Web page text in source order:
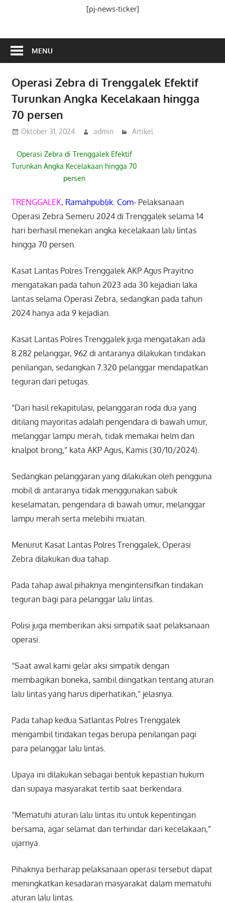
[pj-news-ticker]
MENU
Operasi Zebra di Trenggalek Efektif
Turunkan Angka Kecelakaan hingga
70 persen
Oktober 31, 2024 admin Artikel
Operasi Zebra di Trenggalek Efektif
Turunkan Angka Kecelakaan hingga 70
persen
TRENGGALEK, Ramahpublik. Com-Pelaksanaan
Operasi Zebra Semeru 2024 di Trenggalek selama 14
hari berhasil menekan angka kecelakaan lalu lintas
hingga 70 persen.
Kasat Lantas Polres Trenggalek AKP Agus Prayitno
mengatakan pada tahun 2023 ada 30 kejadian laka
lantas selama Operasi Zebra, sedangkan pada tahun
2024 hanya ada 9 kejadian.
Kasat Lantas Polres Trenggalek juga mengatakan ada
8.282 pelanggar, 962 di antaranya dilakukan tindakan
penilangan, sedangkan 7.320 pelanggar mendapatkan
teguran dari petugas.
“Dari hasil rekapitulasi, pelanggaran roda dua yang
ditilang mayoritas adalah pengendara di bawah umur,
melanggar lampu merah, tidak memakai helm dan
knalpot brong,” kata AKP Agus, Kamis (30/10/2024).
Sedangkan pelanggaran yang dilakukan oleh pengguna
mobil di antaranya tidak menggunakan sabuk
keselamatan, pengendara di bawah umur, melanggar
lampu merah serta melebihi muatan.
Menurut Kasat Lantas Polres Trenggalek, Operasi
Zebra dilakukan dua tahap.
Pada tahap awal pihaknya mengintensifkan tindakan
teguran bagi para pelanggar lalu lintas.
Polisi juga memberikan aksi simpatik saat pelaksanaan
operasi.
“Saat awal kami gelar aksi simpatik dengan
membagikan boneka, sambil diingatkan tentang aturan
lalu lintas yang harus diperhatikan,” jelasnya.
Pada tahap kedua Satlantas Polres Trenggalek
mengambil tindakan tegas berupa penilangan pagi
para pelanggar lalu lintas.
Upaya ini dilakukan sebagai bentuk kepastian hukum
dan supaya masyarakat tertib saat berkendara.
“Mematuhi aturan lalu lintas itu untuk kepentingan
bersama, agar selamat dan terhindar dari kecelakaan,”
ujarnya.
Pihaknya berharap pelaksanaan operasi tersebut dapat
meningkatkan kesadaran masyarakat dalam mematuhi
aturan lalu lintas.